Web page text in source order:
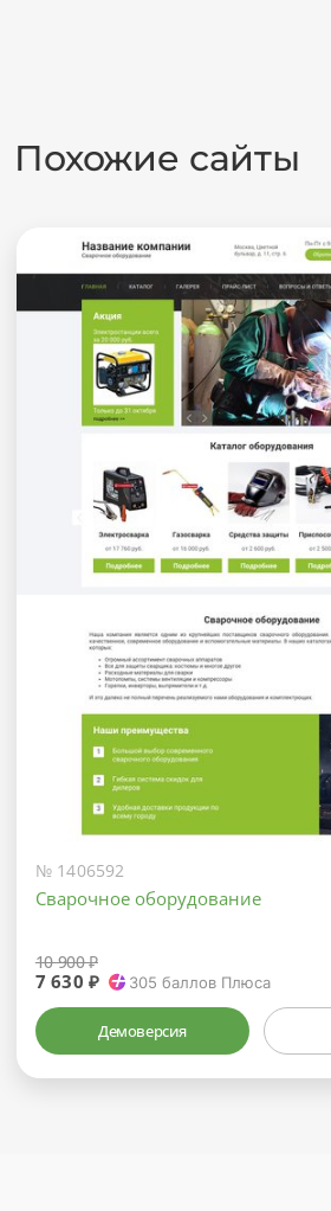
Похожие сайты
№ 1406592
Сварочное оборудование
10 900 ₽
7 630 ₽ 305 баллов Плюса
Демоверсия